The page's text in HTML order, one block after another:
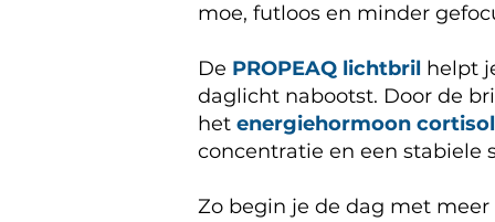
moe, futloos en minder
De PROPEAQ lichtbril helpt
daglicht nabootst. Door de
het energiehormoon cortisol
concentratie en een stabiele
Zo begin je de dag met meer